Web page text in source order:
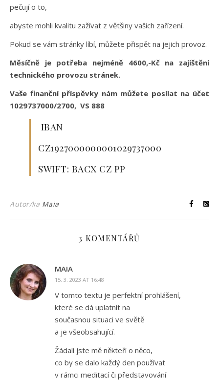
pečují o to,
abyste mohli kvalitu zažívat z většiny vašich zařízení.
Pokud se vám stránky líbí, můžete přispět na jejich provoz.
Měsíčně je potřeba nejméně 4600,-Kč na zajištění
technického provozu stránek.
Vaše finanční příspěvky nám můžete posílat na účet
1029737000/2700, VS 888
IBAN
CZ1927000000001029737000
SWIFT: BACX CZ PP
Autor/ka Maia
3 KOMENTÁŘŮ
MAIA
15. 3. 2023 AT 16:48
V tomto textu je perfektní prohlášení,
které se dá uplatnit na
současnou situaci ve světě
a je všeobsahující.
Žádali jste mě někteří o něco,
co by se dalo každý den používat
v rámci meditací či představování